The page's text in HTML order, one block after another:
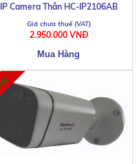
IP Camera Thân HC-IP2106AB
2.950.000 VNĐ